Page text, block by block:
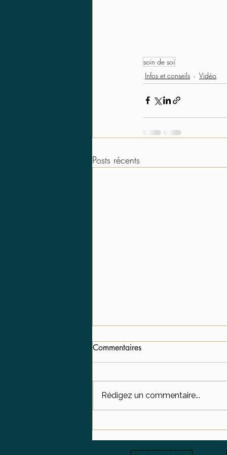
soin de soi
Infos et conseils
Vidéo
Posts récents
personnel qualifié à La
Louvière
Commentaires
Rédigez un commentaire...